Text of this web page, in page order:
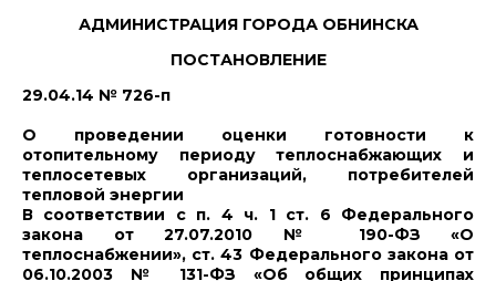
АДМИНИСТРАЦИЯ ГОРОДА ОБНИНСКА
ПОСТАНОВЛЕНИЕ
29.04.14 № 726-п
О проведении оценки готовности к
отопительному периоду теплоснабжающих и
теплосетевых организаций, потребителей
тепловой энергии
В соответствии с п. 4 ч. 1 ст. 6 Федерального
закона от 27.07.2010 № 190-ФЗ «О
теплоснабжении», ст. 43 Федерального закона от
06.10.2003 № 131-ФЗ «Об общих принципах